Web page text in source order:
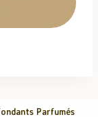
Parfumés